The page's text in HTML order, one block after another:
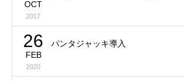
OCT
2017
26
FEB
2020
パンタジャッキ導入